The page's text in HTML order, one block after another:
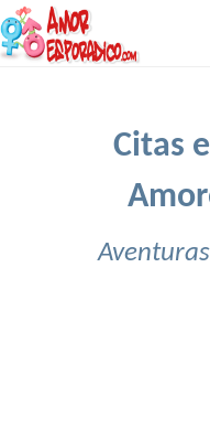
Citas